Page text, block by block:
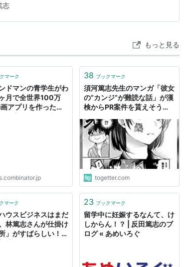
て取り上げ、熱心に問いただして考える。 切問、
その中にあるんだな…
志
もっと見る
マーク
ドマンの青学生がわ
月で全世界100万
アプリを作った物
38 ブックマーク
須河篤志先生のマンガ「彼女
の”カンジ”が難読な話」が漢
検からPR案件を貰えそうな
togetter.com
マーク
ウスビジネスはまだ
林篤志さんが仕掛け
」がすばらしい！｜
23 ブックマーク
留学中に妊娠するなんて、け
しからん！？ | 反田篤志のブ
ログ « あめいろぐ